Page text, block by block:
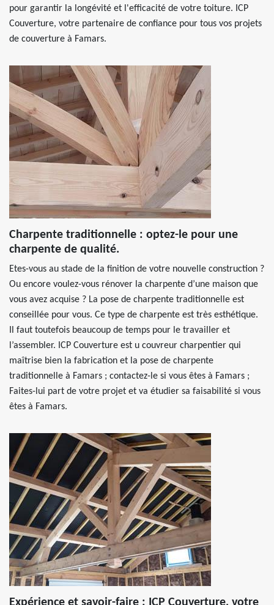
pour garantir la longévité et l'efficacité de votre toiture. ICP
Couverture, votre partenaire de confiance pour tous vos projets
de couverture à Famars.
Charpente traditionnelle : optez-le pour une
charpente de qualité.
Etes-vous au stade de la finition de votre nouvelle construction ?
Ou encore voulez-vous rénover la charpente d’une maison que
vous avez acquise ? La pose de charpente traditionnelle est
conseillée pour vous. Ce type de charpente est très esthétique.
Il faut toutefois beaucoup de temps pour le travailler et
l’assembler. ICP Couverture est u couvreur charpentier qui
maîtrise bien la fabrication et la pose de charpente
traditionnelle à Famars ; contactez-le si vous êtes à Famars ;
Faites-lui part de votre projet et va étudier sa faisabilité si vous
êtes à Famars.
Expérience et savoir-faire : ICP Couverture, votre